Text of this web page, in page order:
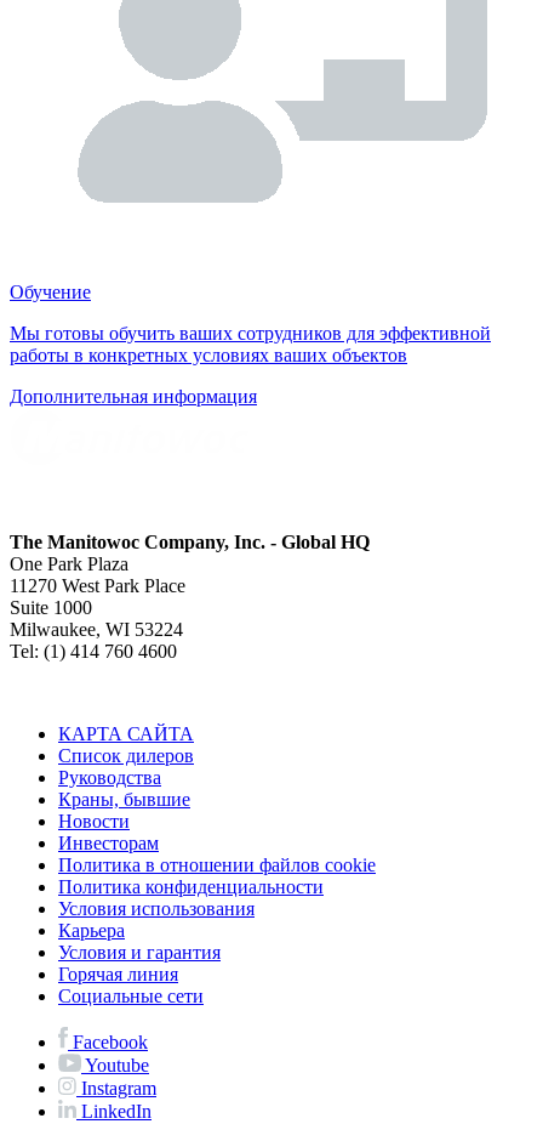
Обучение
Мы готовы обучить ваших сотрудников для эффективной
работы в конкретных условиях ваших объектов
Дополнительная информация
The Manitowoc Company, Inc. - Global HQ
One Park Plaza
11270 West Park Place
Suite 1000
Milwaukee, WI 53224
Tel: (1) 414 760 4600
КАРТА САЙТА
Список дилеров
Руководства
Краны, бывшие
Новости
Инвесторам
Политика в отношении файлов cookie
Политика конфиденциальности
Условия использования
Карьера
Условия и гарантия
Горячая линия
Социальные сети
Facebook
Youtube
Instagram
LinkedIn